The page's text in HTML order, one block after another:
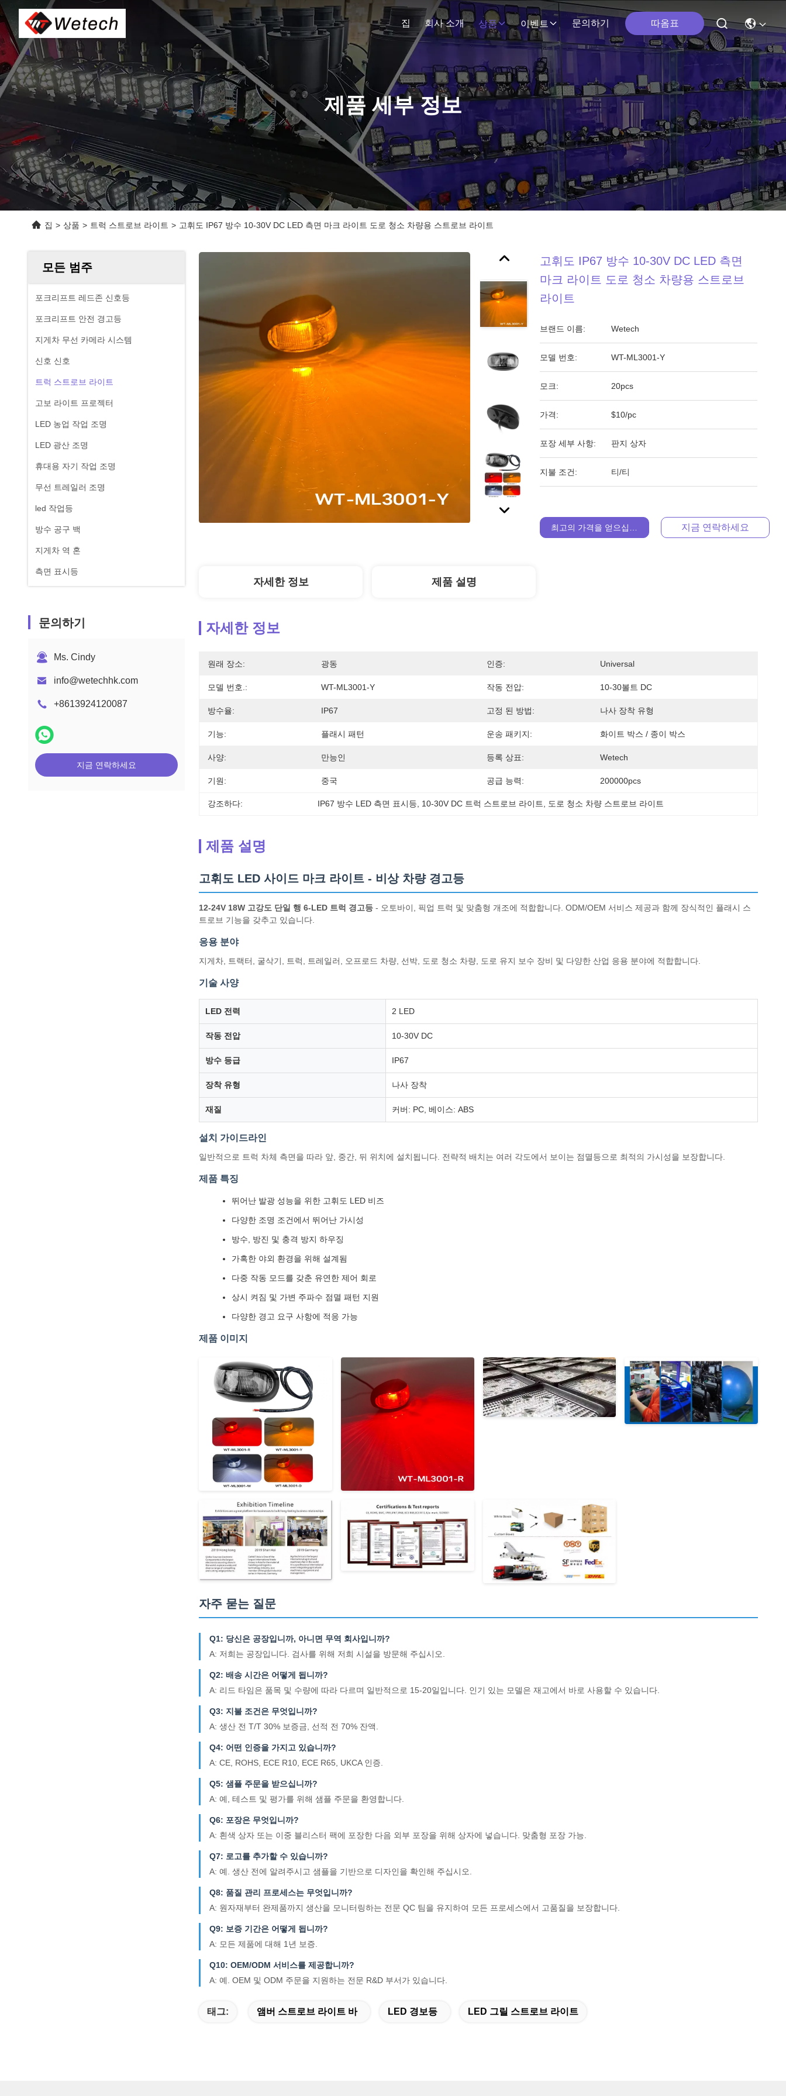
집 회사 소개 상품 이벤트 문의하기 따옴표
제품 세부 정보
집 > 상품 > 트럭 스트로브 라이트 > 고휘도 IP67 방수 10-30V DC LED 측면 마크 라이트 도로 청소 차량용 스트로브 라이트
모든 범주
포크리프트 레드존 신호등
포크리프트 안전 경고등
지게차 무선 카메라 시스템
신호 신호
트럭 스트로브 라이트
고보 라이트 프로젝터
LED 농업 작업 조명
LED 광산 조명
휴대용 자기 작업 조명
무선 트레일러 조명
led 작업등
방수 공구 백
지게차 역 혼
측면 표시등
문의하기
Ms. Cindy
info@wetechhk.com
+8613924120087
지금 연락하세요
고휘도 IP67 방수 10-30V DC LED 측면
마크 라이트 도로 청소 차량용 스트로브
라이트
브랜드 이름: Wetech
모델 번호: WT-ML3001-Y
모크: 20pcs
가격: $10/pc
포장 세부 사항: 판지 상자
지불 조건: 티/티
최고의 가격을 얻으십시오 지금 연락하세요
자세한 정보 제품 설명
자세한 정보
원래 장소: 광동 인증: Universal
모델 번호.: WT-ML3001-Y 작동 전압: 10-30볼트 DC
방수율: IP67 고정 된 방법: 나사 장착 유형
기능: 플래시 패턴 운송 패키지: 화이트 박스 / 종이 박스
사양: 만능인 등록 상표: Wetech
기원: 중국 공급 능력: 200000pcs
강조하다: IP67 방수 LED 측면 표시등 10-30V DC 트럭 스트로브 라이트 도로 청소 차량 스트로브 라이트
제품 설명
고휘도 LED 사이드 마크 라이트 - 비상 차량 경고등
12-24V 18W 고강도 단일 행 6-LED 트럭 경고등 - 오토바이, 픽업 트럭 및 맞춤형 개조에 적합합니다. ODM/OEM 서비스 제공과 함께 장식적인 플래시 스
트로브 기능을 갖추고 있습니다.
응용 분야
지게차, 트랙터, 굴삭기, 트럭, 트레일러, 오프로드 차량, 선박, 도로 청소 차량, 도로 유지 보수 장비 및 다양한 산업 응용 분야에 적합합니다.
기술 사양
LED 전력 2 LED
작동 전압 10-30V DC
방수 등급 IP67
장착 유형 나사 장착
재질 커버: PC, 베이스: ABS
설치 가이드라인
일반적으로 트럭 차체 측면을 따라 앞, 중간, 뒤 위치에 설치됩니다. 전략적 배치는 여러 각도에서 보이는 점멸등으로 최적의 가시성을 보장합니다.
제품 특징
뛰어난 발광 성능을 위한 고휘도 LED 비즈
다양한 조명 조건에서 뛰어난 가시성
방수, 방진 및 충격 방지 하우징
가혹한 야외 환경을 위해 설계됨
다중 작동 모드를 갖춘 유연한 제어 회로
상시 켜짐 및 가변 주파수 점멸 패턴 지원
다양한 경고 요구 사항에 적응 가능
제품 이미지
자주 묻는 질문
Q1: 당신은 공장입니까, 아니면 무역 회사입니까?
A: 저희는 공장입니다. 검사를 위해 저희 시설을 방문해 주십시오.
Q2: 배송 시간은 어떻게 됩니까?
A: 리드 타임은 품목 및 수량에 따라 다르며 일반적으로 15-20일입니다. 인기 있는 모델은 재고에서 바로 사용할 수 있습니다.
Q3: 지불 조건은 무엇입니까?
A: 생산 전 T/T 30% 보증금, 선적 전 70% 잔액.
Q4: 어떤 인증을 가지고 있습니까?
A: CE, ROHS, ECE R10, ECE R65, UKCA 인증.
Q5: 샘플 주문을 받으십니까?
A: 예, 테스트 및 평가를 위해 샘플 주문을 환영합니다.
Q6: 포장은 무엇입니까?
A: 흰색 상자 또는 이중 블리스터 팩에 포장한 다음 외부 포장을 위해 상자에 넣습니다. 맞춤형 포장 가능.
Q7: 로고를 추가할 수 있습니까?
A: 예. 생산 전에 알려주시고 샘플을 기반으로 디자인을 확인해 주십시오.
Q8: 품질 관리 프로세스는 무엇입니까?
A: 원자재부터 완제품까지 생산을 모니터링하는 전문 QC 팀을 유지하여 모든 프로세스에서 고품질을 보장합니다.
Q9: 보증 기간은 어떻게 됩니까?
A: 모든 제품에 대해 1년 보증.
Q10: OEM/ODM 서비스를 제공합니까?
A: 예. OEM 및 ODM 주문을 지원하는 전문 R&D 부서가 있습니다.
태그: 앰버 스트로브 라이트 바 LED 경보등 LED 그릴 스트로브 라이트